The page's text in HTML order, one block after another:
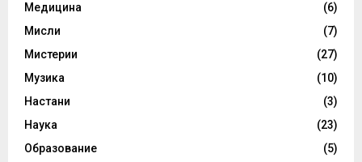
Медицина
(6)
Мисли
(7)
Мистерии
(27)
Музика
(10)
Настани
(3)
Наука
(23)
Образование
(5)